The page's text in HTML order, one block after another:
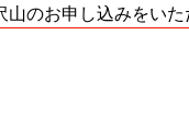
山のお申し込みをいた